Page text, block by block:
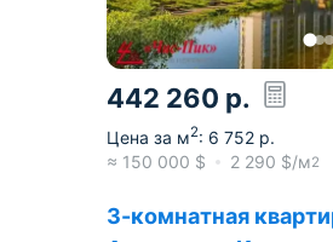
442 260 р.
Цена за м2: 6 752 р.
≈ 150 000 $ 2 290 $/м2
3-комнатная